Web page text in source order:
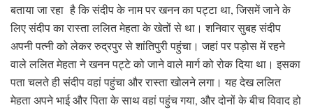
बताया जा रहा है कि संदीप के नाम पर खनन का पट्टा था, जिसमें जाने के
लिए संदीप का रास्ता ललित मेहता के खेतों से था। शनिवार सुबह संदीप
अपनी पत्नी को लेकर रुद्रपुर से शांतिपुरी पहुंचा। जहां पर पड़ोस में रहने
वाले ललित मेहता ने खनन पट्टे को जाने वाले मार्ग को रोक दिया था। इसका
पता चलते ही संदीप वहां पहुंचा और रास्ता खोलने लगा। यह देख ललित
मेहता अपने भाई और पिता के साथ वहां पहुंच गया, और दोनों के बीच विवाद हो